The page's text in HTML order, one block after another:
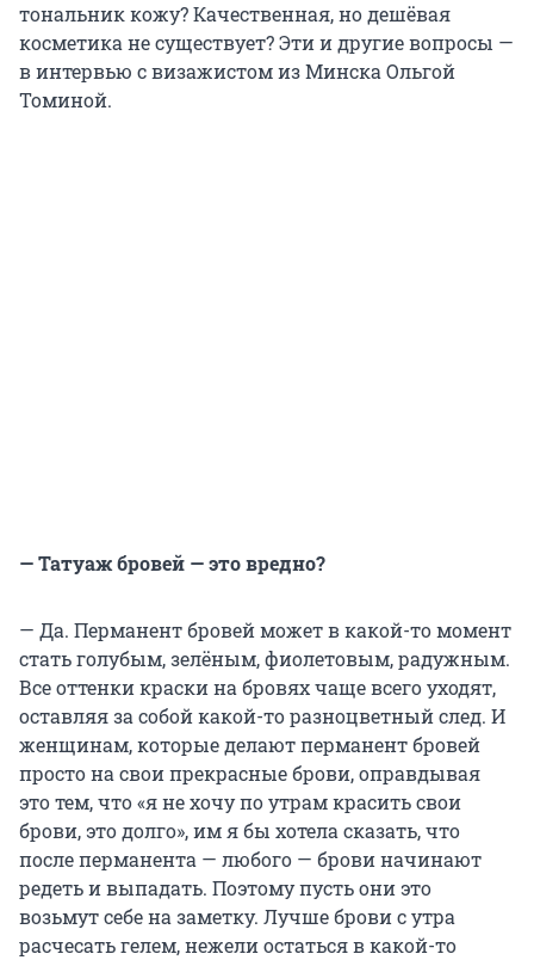
тональник кожу? Качественная, но дешёвая
косметика не существует? Эти и другие вопросы —
в интервью с визажистом из Минска Ольгой
Томиной.
— Татуаж бровей — это вредно?
— Да. Перманент бровей может в какой-то момент
стать голубым, зелёным, фиолетовым, радужным.
Все оттенки краски на бровях чаще всего уходят,
оставляя за собой какой-то разноцветный след. И
женщинам, которые делают перманент бровей
просто на свои прекрасные брови, оправдывая
это тем, что «я не хочу по утрам красить свои
брови, это долго», им я бы хотела сказать, что
после перманента — любого — брови начинают
редеть и выпадать. Поэтому пусть они это
возьмут себе на заметку. Лучше брови с утра
расчесать гелем, нежели остаться в какой-то